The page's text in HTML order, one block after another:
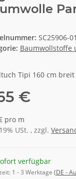
SC25906-
Baumwollstoffe
Tipi 160 cm
€
pro m
USt. , zzgl.
verfügbar
1 - 3 Werktage (DE -